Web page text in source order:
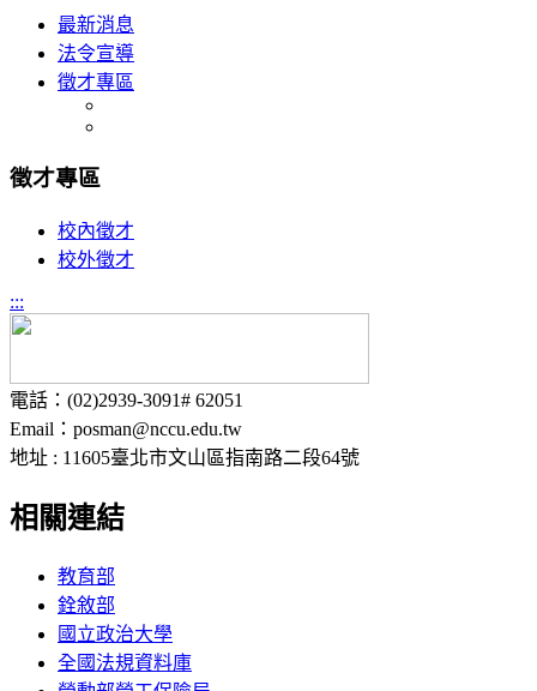
最新消息
法令宣導
徵才專區
徵才專區
校內徵才
校外徵才
:::
電話：(02)2939-3091# 62051
Email：posman@nccu.edu.tw
地址 : 11605臺北市文山區指南路二段64號
相關連結
教育部
銓敘部
國立政治大學
全國法規資料庫